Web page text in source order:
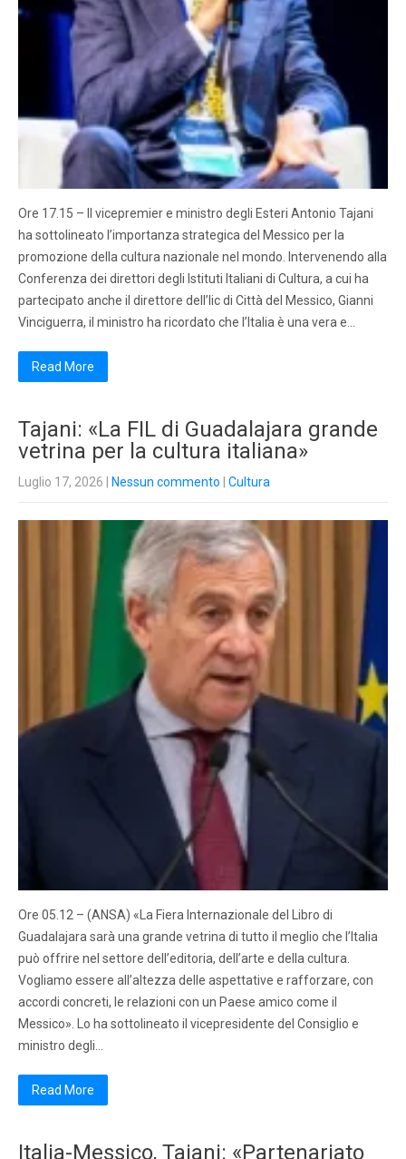
Ore 17.15 – Il vicepremier e ministro degli Esteri Antonio Tajani
ha sottolineato l’importanza strategica del Messico per la
promozione della cultura nazionale nel mondo. Intervenendo alla
Conferenza dei direttori degli Istituti Italiani di Cultura, a cui ha
partecipato anche il direttore dell’Iic di Città del Messico, Gianni
Vinciguerra, il ministro ha ricordato che l’Italia è una vera e…
Read More
Tajani: «La FIL di Guadalajara grande
vetrina per la cultura italiana»
Luglio 17, 2026 Nessun commento Cultura
Ore 05.12 – (ANSA) «La Fiera Internazionale del Libro di
Guadalajara sarà una grande vetrina di tutto il meglio che l’Italia
può offrire nel settore dell’editoria, dell’arte e della cultura.
Vogliamo essere all’altezza delle aspettative e rafforzare, con
accordi concreti, le relazioni con un Paese amico come il
Messico». Lo ha sottolineato il vicepresidente del Consiglio e
ministro degli…
Read More
Italia-Messico, Tajani: «Partenariato